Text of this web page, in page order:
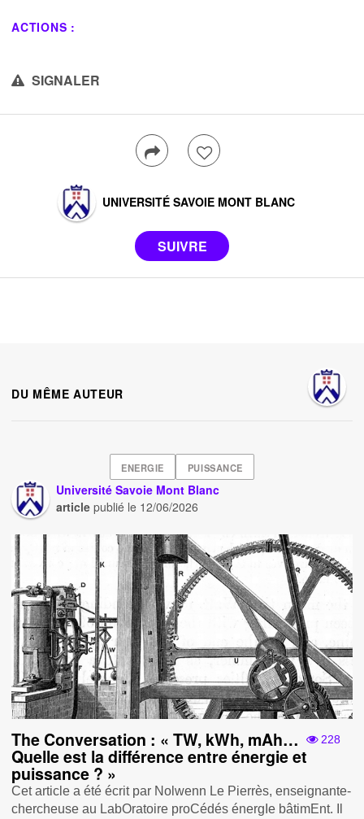
ACTIONS :
SIGNALER
UNIVERSITÉ SAVOIE MONT BLANC
DU MÊME AUTEUR
ENERGIE PUISSANCE
Université Savoie Mont Blanc
article publié le 12/06/2026
228
The Conversation : « TW, kWh, mAh…
Quelle est la différence entre énergie et
puissance ? »
Cet article a été écrit par Nolwenn Le Pierrès, enseignante-
chercheuse au LabOratoire proCédés énergIe bâtimEnt. Il